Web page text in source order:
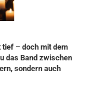
– doch mit dem
das Band zwischen
sondern auch